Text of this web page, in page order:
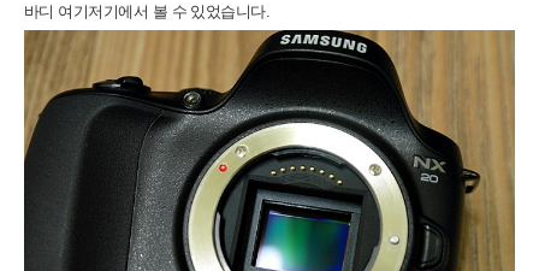
바디 여기저기에서 볼 수 있었습니다.